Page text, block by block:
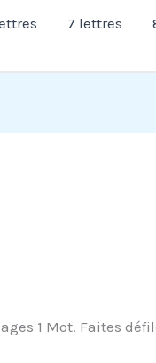
7 lettres
1 Mot. Faites